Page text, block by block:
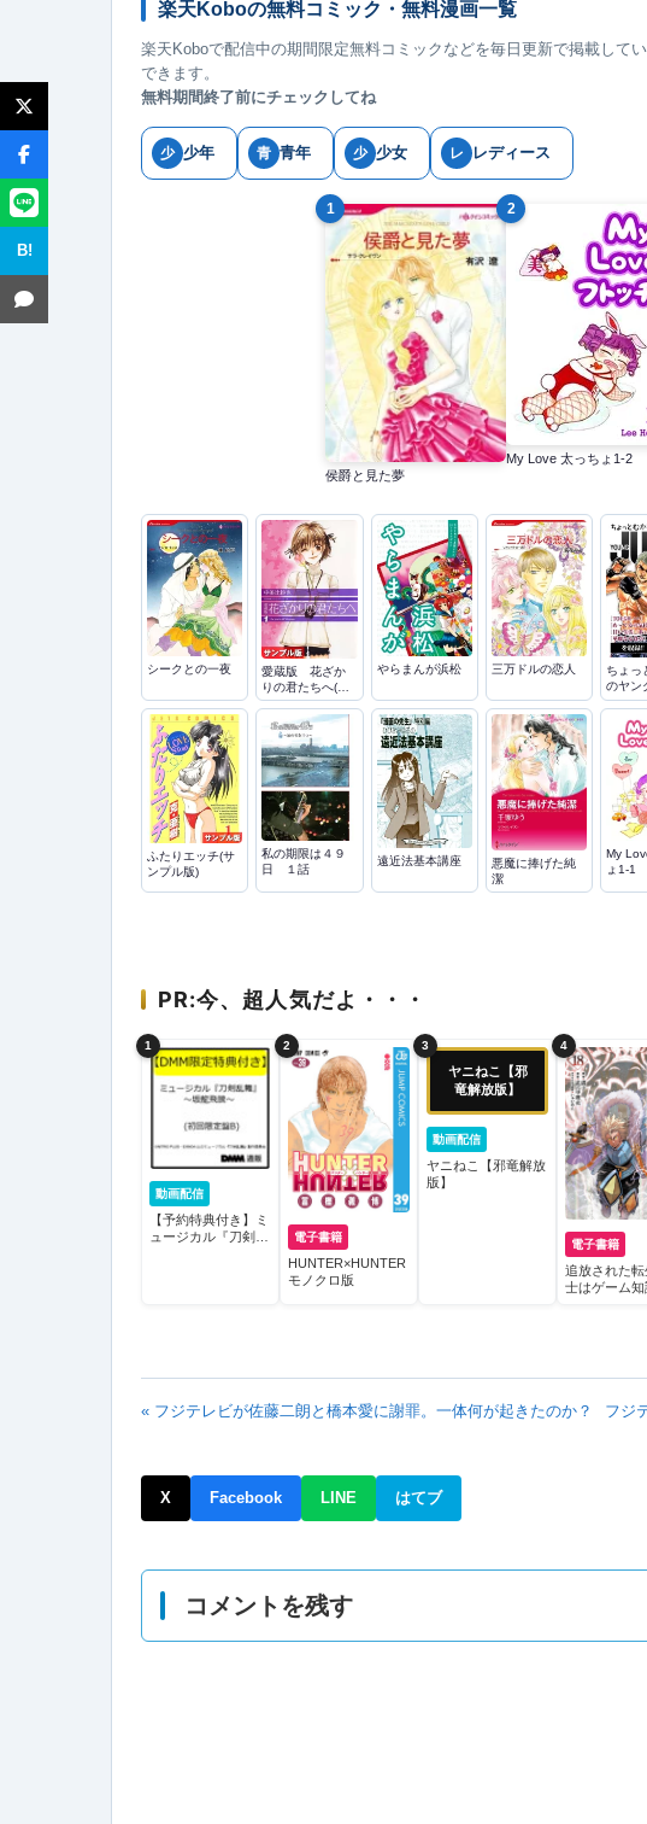
楽天Koboの無料コミック・無料漫画一覧
楽天Koboで配信中の期間限定無料コミックなどを毎日更新で掲載して
できます。
無料期間終了前にチェックしてね
少 少年 青 青年 少 少女 レ レディース
1
侯爵と見た夢
2
My Love 太っちょ1-2
シークとの一夜
愛蔵版 花ざか
りの君たちへ(サ
ンプル版)
やらまんが浜松 三万ドルの恋人
ちょっ
のヤン
プ
ふたりエッチ(サ
ンプル版)
私の期限は４９
日 １話
遠近法基本講座
悪魔に捧げた純
潔
My
ょ1-1
PR:今、超人気だよ・・・
1
動画配信
【予約特典付き】ミ
ュージカル『刀剣乱
2
電子書籍
HUNTER×HUNTER
モノクロ版
3
ヤニねこ【邪
竜解放版】
動画配信
ヤニねこ【邪竜解放
版】
4
電子書籍
追放された
士はゲーム知
« フジテレビが佐藤二朗と橋本愛に謝罪。一体何が起きたのか？
フジ
X Facebook LINE はてブ
コメントを残す
B!